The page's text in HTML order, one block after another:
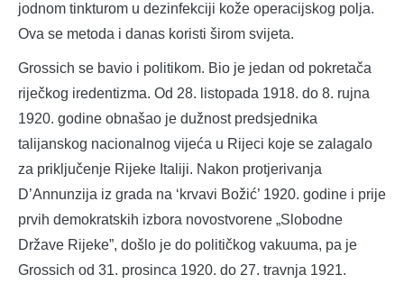
jodnom tinkturom u dezinfekciji kože operacijskog polja.
Ova se metoda i danas koristi širom svijeta.
Grossich se bavio i politikom. Bio je jedan od pokretača
riječkog iredentizma. Od 28. listopada 1918. do 8. rujna
1920. godine obnašao je dužnost predsjednika
talijanskog nacionalnog vijeća u Rijeci koje se zalagalo
za priključenje Rijeke Italiji. Nakon protjerivanja
D’Annunzija iz grada na ‘krvavi Božić’ 1920. godine i prije
prvih demokratskih izbora novostvorene „Slobodne
Države Rijeke”, došlo je do političkog vakuuma, pa je
Grossich od 31. prosinca 1920. do 27. travnja 1921.